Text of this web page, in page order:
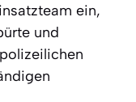
ein,
und